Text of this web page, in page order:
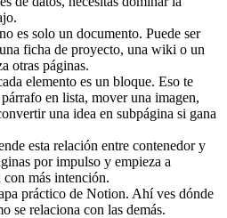
es solo un documento. Puede ser
ficha de proyecto, una wiki o un
otras páginas.
elemento es un bloque. Eso te
en lista, mover una imagen,
una idea en subpágina si gana
esta relación entre contenedor y
por impulso y empieza a
más intención.
práctico de Notion. Ahí ves dónde
se relaciona con las demás.